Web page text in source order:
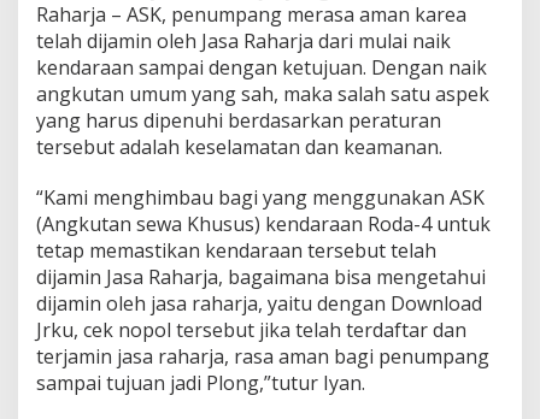
Raharja – ASK, penumpang merasa aman karea
telah dijamin oleh Jasa Raharja dari mulai naik
kendaraan sampai dengan ketujuan. Dengan naik
angkutan umum yang sah, maka salah satu aspek
yang harus dipenuhi berdasarkan peraturan
tersebut adalah keselamatan dan keamanan.
“Kami menghimbau bagi yang menggunakan ASK
(Angkutan sewa Khusus) kendaraan Roda-4 untuk
tetap memastikan kendaraan tersebut telah
dijamin Jasa Raharja, bagaimana bisa mengetahui
dijamin oleh jasa raharja, yaitu dengan Download
Jrku, cek nopol tersebut jika telah terdaftar dan
terjamin jasa raharja, rasa aman bagi penumpang
sampai tujuan jadi Plong,”tutur Iyan.